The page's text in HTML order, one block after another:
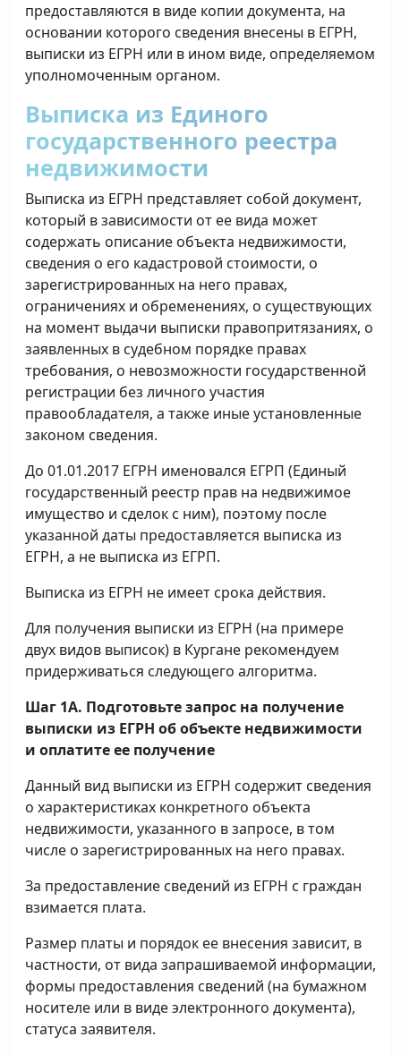
предоставляются в виде копии документа, на
основании которого сведения внесены в ЕГРН,
выписки из ЕГРН или в ином виде, определяемом
уполномоченным органом.
Выписка из Единого
государственного реестра
недвижимости
Выписка из ЕГРН представляет собой документ,
который в зависимости от ее вида может
содержать описание объекта недвижимости,
сведения о его кадастровой стоимости, о
зарегистрированных на него правах,
ограничениях и обременениях, о существующих
на момент выдачи выписки правопритязаниях, о
заявленных в судебном порядке правах
требования, о невозможности государственной
регистрации без личного участия
правообладателя, а также иные установленные
законом сведения.
До 01.01.2017 ЕГРН именовался ЕГРП (Единый
государственный реестр прав на недвижимое
имущество и сделок с ним), поэтому после
указанной даты предоставляется выписка из
ЕГРН, а не выписка из ЕГРП.
Выписка из ЕГРН не имеет срока действия.
Для получения выписки из ЕГРН (на примере
двух видов выписок) в Кургане рекомендуем
придерживаться следующего алгоритма.
Шаг 1А. Подготовьте запрос на получение
выписки из ЕГРН об объекте недвижимости
и оплатите ее получение
Данный вид выписки из ЕГРН содержит сведения
о характеристиках конкретного объекта
недвижимости, указанного в запросе, в том
числе о зарегистрированных на него правах.
За предоставление сведений из ЕГРН с граждан
взимается плата.
Размер платы и порядок ее внесения зависит, в
частности, от вида запрашиваемой информации,
формы предоставления сведений (на бумажном
носителе или в виде электронного документа),
статуса заявителя.